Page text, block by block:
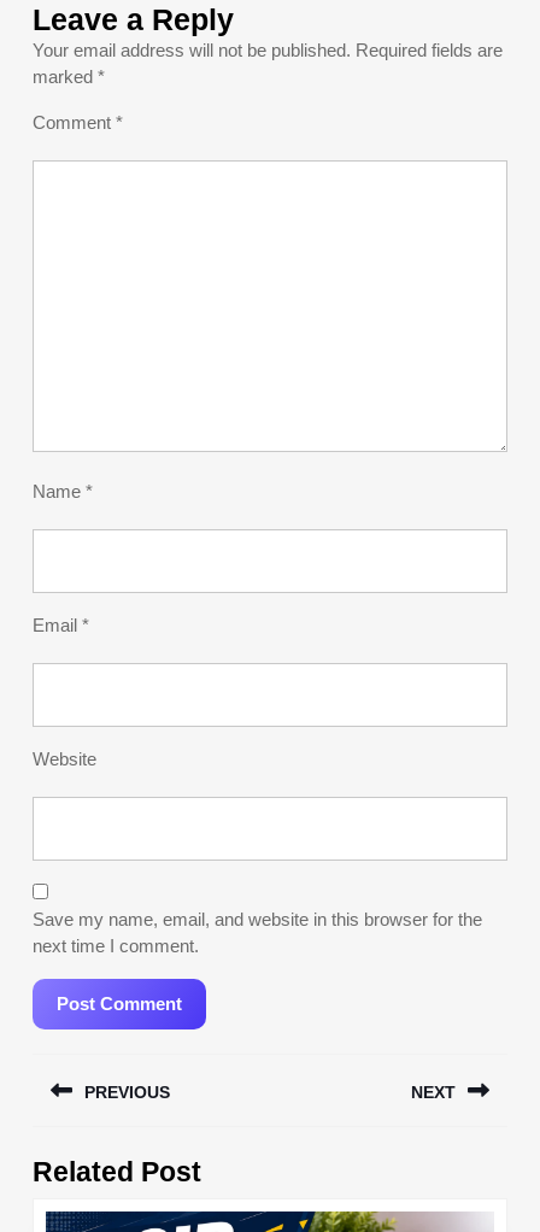
Leave a Reply
Your email address will not be published. Required fields are
marked *
Comment *
Name *
Email *
Website
Save my name, email, and website in this browser for the
next time I comment.
navigation
PREVIOUS
post:
NEXT
Related Post